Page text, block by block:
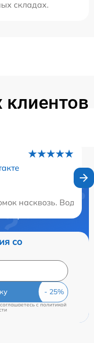
складах.
насквозь. Вода
со
cполитикой